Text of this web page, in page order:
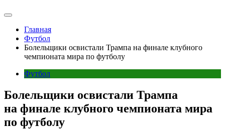
Главная
Футбол
Болельщики освистали Трампа на финале клубного
чемпионата мира по футболу
Футбол
Болельщики освистали Трампа
на финале клубного чемпионата мира
по футболу